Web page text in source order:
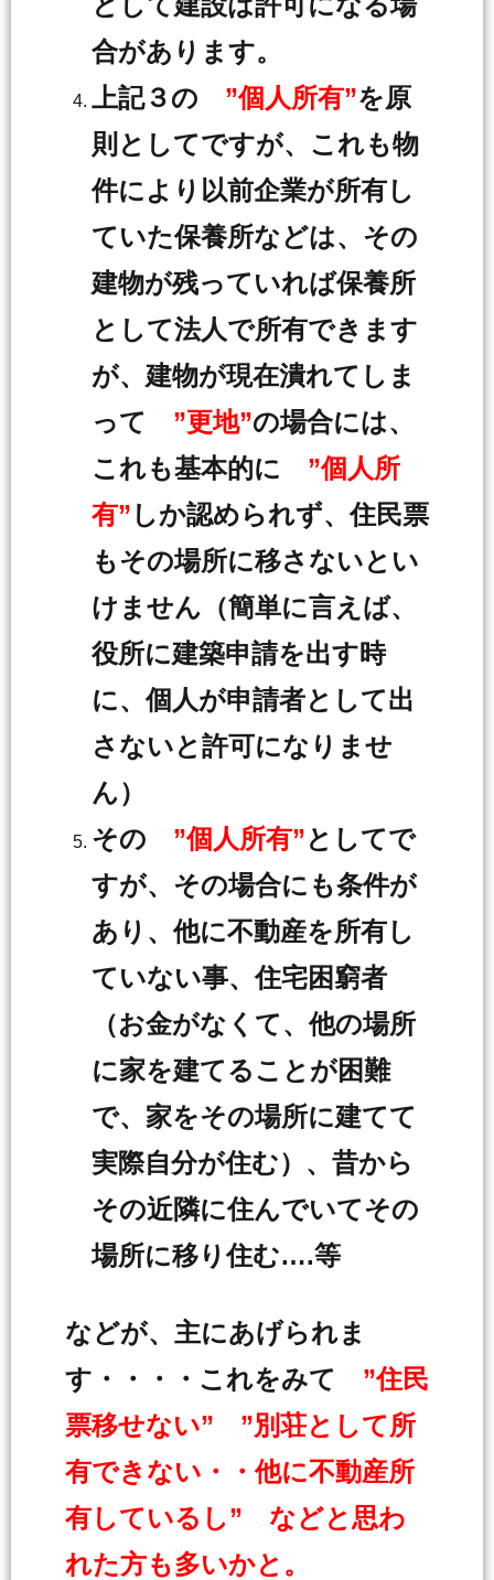
合があります。
上記３の ”個人所有”を原
則としてですが、これも物
件により以前企業が所有し
ていた保養所などは、その
建物が残っていれば保養所
として法人で所有できます
が、建物が現在潰れてしま
って ”更地”の場合には、
これも基本的に ”個人所
有” しか認められず、住民票
もその場所に移さないとい
けません（簡単に言えば、
役所に建築申請を出す時
に、個人が申請者として出
さないと許可になりませ
ん）
その ”個人所有”としてで
すが、その場合にも条件が
あり、他に不動産を所有し
ていない事、住宅困窮者
（お金がなくて、他の場所
に家を建てることが困難
で、家をその場所に建てて
実際自分が住む）、昔から
その近隣に住んでいてその
場所に移り住む….等
などが、主にあげられま
す・・・・これをみて ”住民
票移せない” ”別荘として所
有できない・・他に不動産所
有しているし” などと思わ
れた方も多いかと。